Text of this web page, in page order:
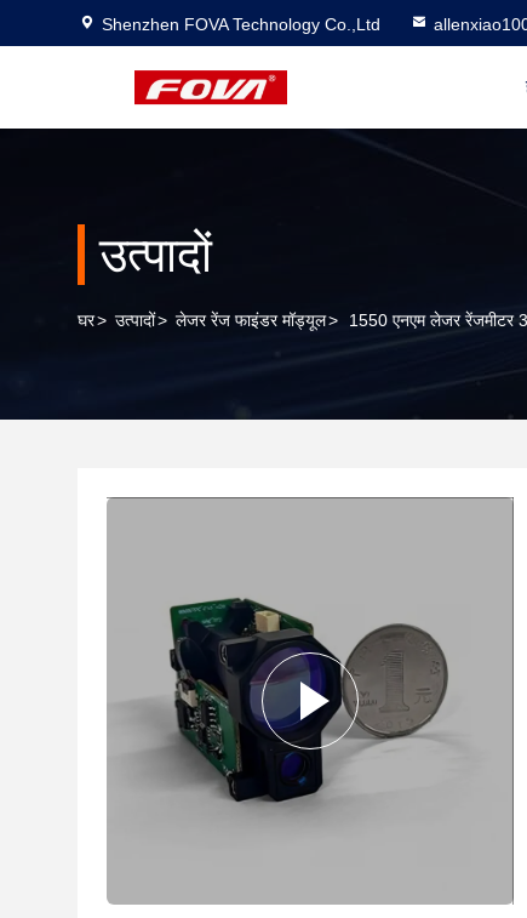
Shenzhen FOVA Technology Co.,Ltd
उत्पादों
घर> उत्पादों> लेजर रेंज फाइंडर मॉड्यूल> 1550 एनएम लेजर रेंजमीटर